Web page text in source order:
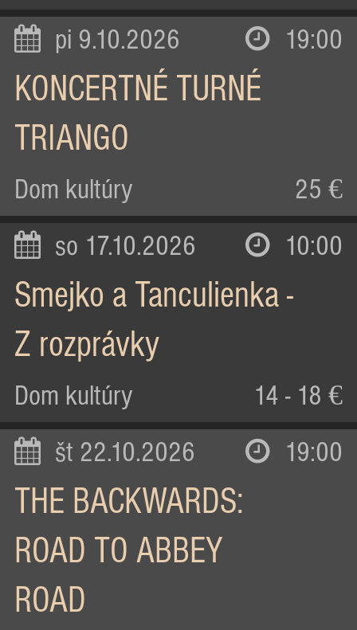
pi 9.10.2026 19:00
KONCERTNÉ TURNÉ
TRIANGO
Dom kultúry 25 €
so 17.10.2026 10:00
Smejko a Tanculienka -
Z rozprávky
Dom kultúry 14 - 18 €
št 22.10.2026 19:00
THE BACKWARDS:
ROAD TO ABBEY
ROAD